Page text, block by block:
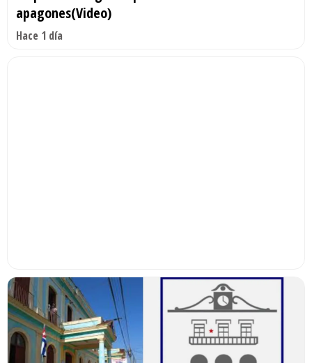
apagones(Video)
Hace 1 día